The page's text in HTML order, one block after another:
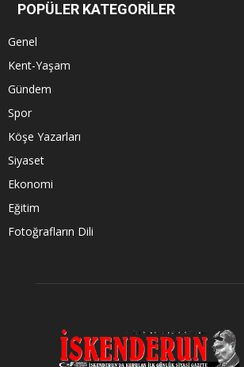
POPÜLER KATEGORİLER
Genel
Kent-Yaşam
Gündem
Spor
Köşe Yazarları
Siyaset
Ekonomi
Eğitim
Fotoğrafların Dili